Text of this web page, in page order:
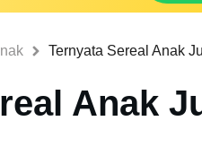
Ternyata Sereal Anak
Anak